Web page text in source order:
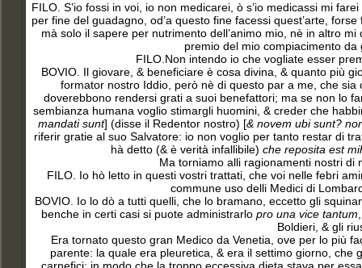
FILO. S’io fossi in voi, io non medicarei, ò s’io medicassi mi
per fine del guadagno, od’a questo fine facessi quest’arte,
mà solo il sapere per nutrimento dell’animo mio, nè in altro
premio del mio compiacimento
FILO.Non intendo io che vogliate esser
BOVIO. Il giovare, & beneficiare è cosa divina, & quanto più
formator nostro Iddio, però nè di questo par a me, che
doverebbono rendersi grati a suoi benefattori; ma se non lo
sembianza humana voglio stimargli huomini, & creder che
mandati sunt] (disse il Redentor nostro) [& novem ubi sunt?
riferir gratie al suo Salvatore: io non voglio per tanto restar di
hà detto (& è verità infallibile) che reposita est
Ma torniamo alli ragionamenti nostri di
FILO. Io hò letto in questi vostri trattati, che voi nelle febri
commune uso delli Medici di
BOVIO. Io lo dò a tutti quelli, che lo bramano, eccetto gli
benche in certi casi si puote administrarlo pro una vice tantum
Boldieri, & gli
Era tornato questo gran Medico da Venetia, ove per lo più
parente: la quale era pleuretica, & era il settimo giorno, che